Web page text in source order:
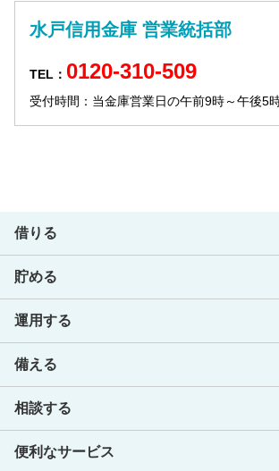
水戸信用金庫 営業統括部
TEL： 0120-310-509
受付時間：当金庫営業日の午前9時～午後5
借りる
みとしんの融資商品
住宅関連ローン
無担保住宅ローン
住宅サポートローンワイド
カーライフプラン
貯める
みとしんの預金商品
流動性預金
普通預金（無利息）
貯蓄預金
運用する
みとしんの資産運用
運用商品
投資信託基準価額
備える
みとしんの保険商品
保険商品
相談する
各種無料相談会
便利なサービス